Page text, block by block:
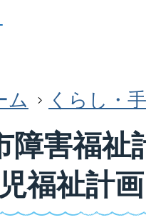
ム くらし・
障害福祉
福祉計画